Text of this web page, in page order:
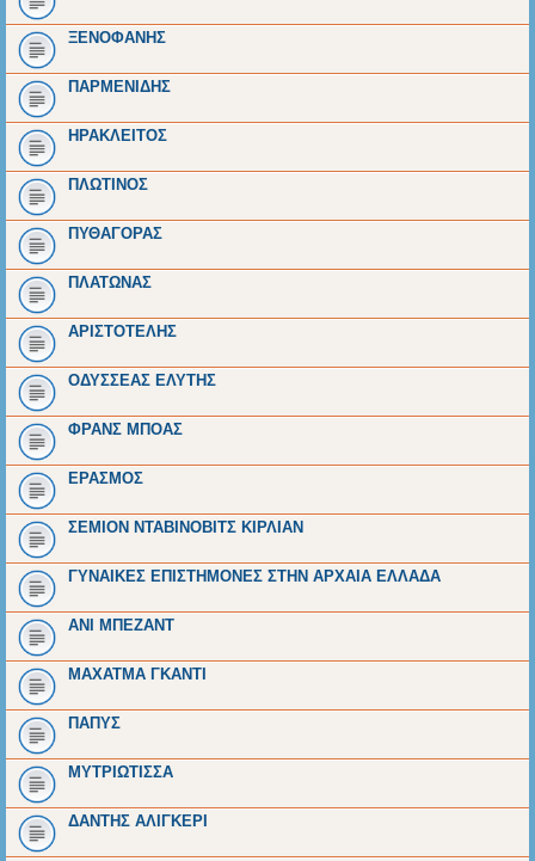
ΞΕΝΟΦΑΝΗΣ
ΠΑΡΜΕΝΙΔΗΣ
ΗΡΑΚΛΕΙΤΟΣ
ΠΛΩΤΙΝΟΣ
ΠΥΘΑΓΟΡΑΣ
ΠΛΑΤΩΝΑΣ
ΑΡΙΣΤΟΤΕΛΗΣ
ΟΔΥΣΣΕΑΣ ΕΛΥΤΗΣ
ΦΡΑΝΣ ΜΠΟΑΣ
ΕΡΑΣΜΟΣ
ΣΕΜΙΟΝ ΝΤΑΒΙΝΟΒΙΤΣ ΚΙΡΛΙΑΝ
ΓΥΝΑΙΚΕΣ ΕΠΙΣΤΗΜΟΝΕΣ ΣΤΗΝ ΑΡΧΑΙΑ ΕΛΛΑΔΑ
ΑΝΙ ΜΠΕΖΑΝΤ
ΜΑΧΑΤΜΑ ΓΚΑΝΤΙ
ΠΑΠΥΣ
ΜΥΤΡΙΩΤΙΣΣΑ
ΔΑΝΤΗΣ ΑΛΙΓΚΕΡΙ